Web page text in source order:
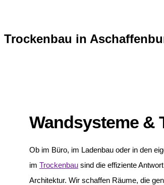
Trockenbau in
Wandsysteme &
Ob im Büro, im Ladenbau oder in den
im Trockenbau sind die effiziente
Architektur. Wir schaffen Räume, die